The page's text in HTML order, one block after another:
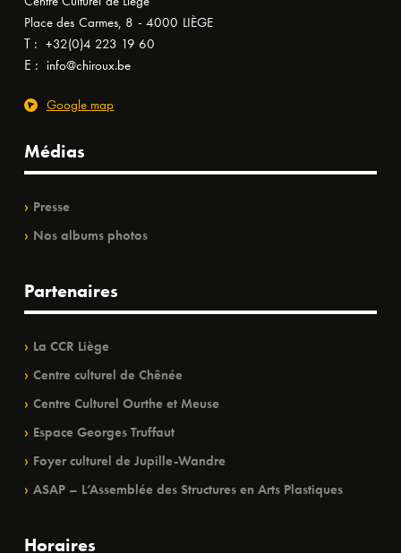
Place des Carmes, 8 - 4000 LIÈGE
T : +32(0)4 223 19 60
E : info@chiroux.be
Google map
Médias
Presse
Nos albums photos
Partenaires
La CCR Liège
Centre culturel de Chênée
Centre Culturel Ourthe et Meuse
Espace Georges Truffaut
Foyer culturel de Jupille-Wandre
ASAP – L’Assemblée des Structures en Arts Plastiques
Horaires